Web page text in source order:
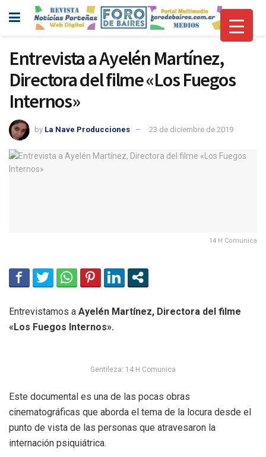
Entrevista a Ayelén Martínez,
Directora del filme «Los Fuegos
Internos»
by La Nave Producciones 23 de diciembre de 2019
14 H Comunica
Entrevistamos a Ayelén Martínez, Directora del filme
«Los Fuegos Internos».
Gentileza: 14 H Comunica
Este documental es una de las pocas obras
cinematográficas que aborda el tema de la locura desde el
punto de vista de las personas que atravesaron la
internación psiquiátrica.